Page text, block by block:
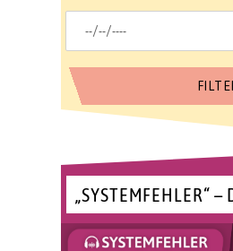
„SYSTEMFEHLER“ –